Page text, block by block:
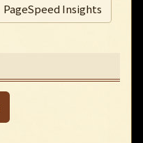
PageSpeed Insights